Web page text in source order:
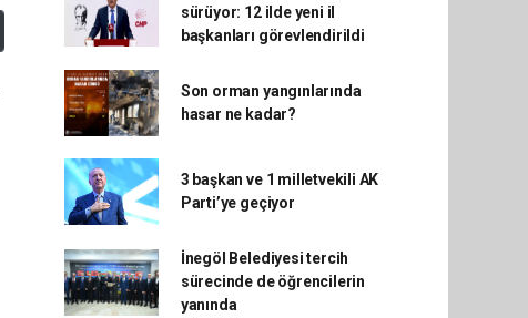
sürüyor: 12 ilde yeni il
başkanları görevlendirildi
Son orman yangınlarında
hasar ne kadar?
3 başkan ve 1 milletvekili AK
Parti’ye geçiyor
İnegöl Belediyesi tercih
sürecinde de öğrencilerin
yanında